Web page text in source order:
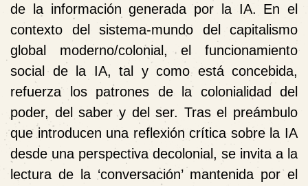
de la información generada por la IA. En el
contexto del sistema-mundo del capitalismo
global moderno/colonial, el funcionamiento
social de la IA, tal y como está concebida,
refuerza los patrones de la colonialidad del
poder, del saber y del ser. Tras el preámbulo
que introducen una reflexión crítica sobre la IA
desde una perspectiva decolonial, se invita a la
lectura de la ‘conversación’ mantenida por el